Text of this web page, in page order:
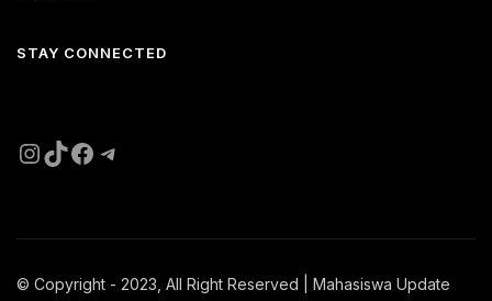
STAY CONNECTED
Instagram
TikTok
Facebook
Telegram
© Copyright - 2023, All Right Reserved | Mahasiswa Update